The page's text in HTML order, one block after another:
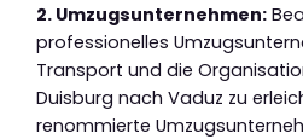
2. Umzugsunternehmen:
professionelles
Transport und die
Duisburg nach Vaduz zu
renommierte